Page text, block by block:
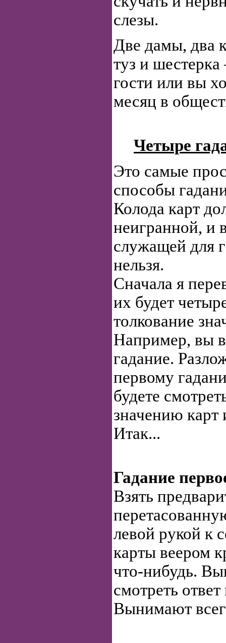
слезы.
Две дамы, два
туз и
гости или вы
месяц в
Четыре
Это самые
способы
Колода карт
неигранной, и
служащей для
нельзя.
Сначала я
их будет
толкование
Например, вы
гадание.
первому
будете
значению
Итак...
Гадание
Взять
левой рукой к
карты веером
что-нибудь.
смотреть ответ
Вынимают